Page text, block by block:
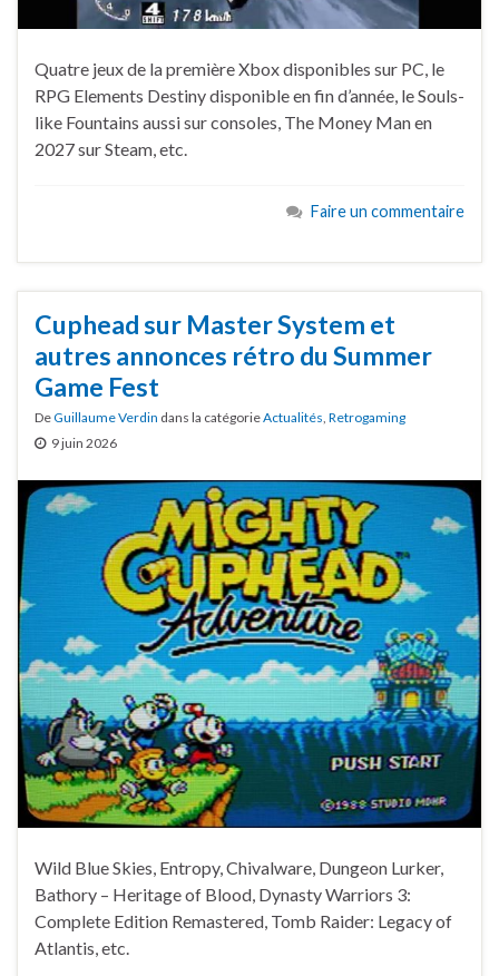
Quatre jeux de la première Xbox disponibles sur PC, le
RPG Elements Destiny disponible en fin d’année, le Souls-
like Fountains aussi sur consoles, The Money Man en
2027 sur Steam, etc.
Faire un commentaire
Cuphead sur Master System et
autres annonces rétro du Summer
Game Fest
DeGuillaume Verdin dans la catégorieActualités Retrogaming
9 juin 2026
Wild Blue Skies, Entropy, Chivalware, Dungeon Lurker,
Bathory – Heritage of Blood, Dynasty Warriors 3:
Complete Edition Remastered, Tomb Raider: Legacy of
Atlantis, etc.